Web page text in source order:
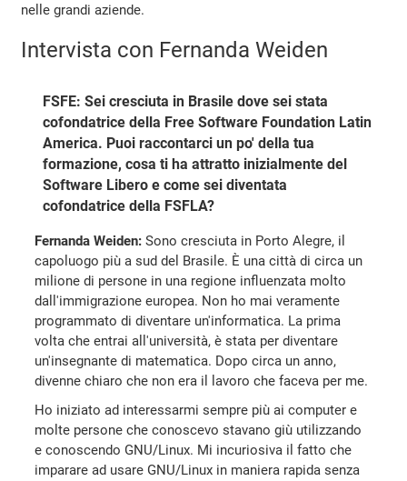
nelle grandi aziende.
Intervista con Fernanda Weiden
FSFE: Sei cresciuta in Brasile dove sei stata
cofondatrice della Free Software Foundation Latin
America. Puoi raccontarci un po' della tua
formazione, cosa ti ha attratto inizialmente del
Software Libero e come sei diventata
cofondatrice della FSFLA?
Fernanda Weiden: Sono cresciuta in Porto Alegre, il
capoluogo più a sud del Brasile. È una città di circa un
milione di persone in una regione influenzata molto
dall'immigrazione europea. Non ho mai veramente
programmato di diventare un'informatica. La prima
volta che entrai all'università, è stata per diventare
un'insegnante di matematica. Dopo circa un anno,
divenne chiaro che non era il lavoro che faceva per me.
Ho iniziato ad interessarmi sempre più ai computer e
molte persone che conoscevo stavano giù utilizzando
e conoscendo GNU/Linux. Mi incuriosiva il fatto che
imparare ad usare GNU/Linux in maniera rapida senza